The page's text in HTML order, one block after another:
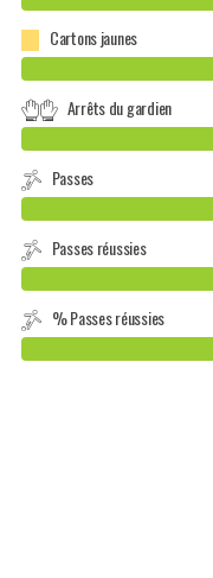
Cartons jaunes
Arrêts du gardien
Passes
Passes réussies
% Passes réussies